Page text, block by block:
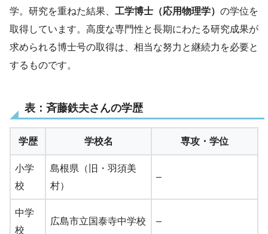
学。研究を重ねた結果、 工学博士（応用物理学） の学位を
取得しています。高度な専門性と長期にわたる研究成果が
求められる博士号の取得は、相当な努力と継続力を必要と
するものです。
表：斉藤鉄夫さんの学歴
学歴 学校名 専攻・学位
小学
校
島根県（旧・羽須美
村）
–
中学
校
広島市立国泰寺中学校 –